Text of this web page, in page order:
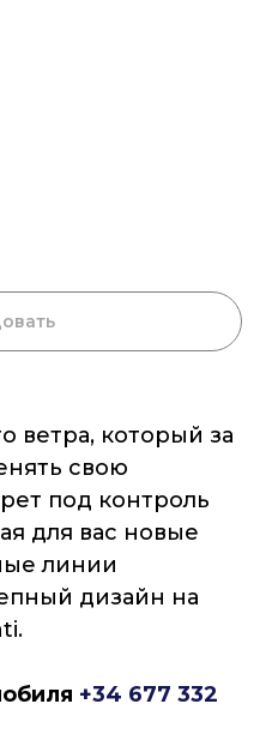
ветра, который за
свою
под контроль
для вас новые
линии
дизайн на
+34 677 332